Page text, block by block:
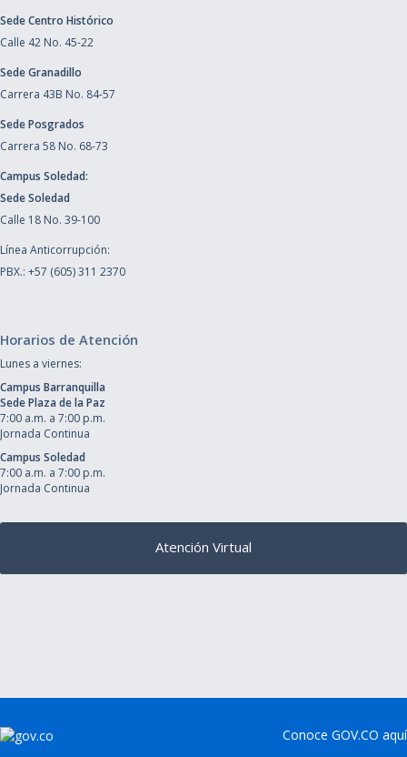
Sede Centro Histórico
Calle 42 No. 45-22
Sede Granadillo
Carrera 43B No. 84-57
Sede Posgrados
Carrera 58 No. 68-73
Campus Soledad:
Sede Soledad
Calle 18 No. 39-100
Línea Anticorrupción:
PBX.: +57 (605) 311 2370
Horarios de Atención
Lunes a viernes:
Campus Barranquilla
Sede Plaza de la Paz
7:00 a.m. a 7:00 p.m.
Jornada Continua
Campus Soledad
7:00 a.m. a 7:00 p.m.
Jornada Continua
Atención Virtual
Conoce GOV.CO aquí